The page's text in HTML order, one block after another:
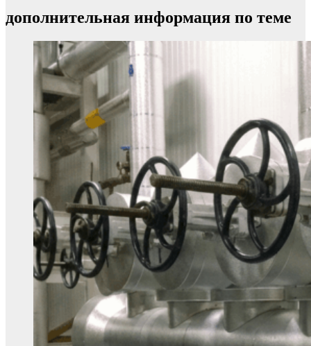
дополнительная информация по теме